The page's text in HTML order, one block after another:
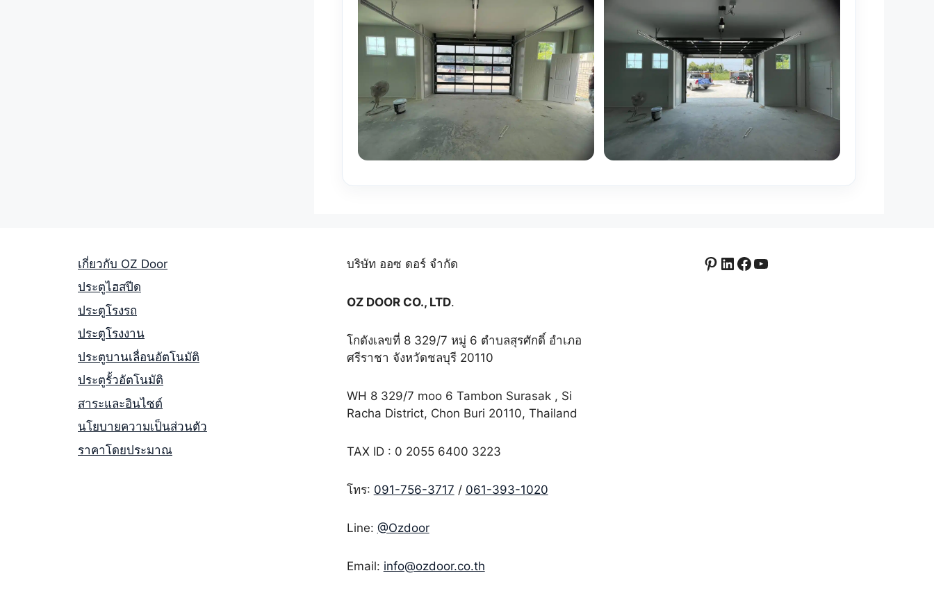
เกี่ยวกับ OZ Door
ประตูไฮสปีด
ประตูโรงรถ
ประตูโรงงาน
ประตูบานเลื่อนอัตโนมัติ
ประตูรั้วอัตโนมัติ
สาระและอินไซต์
นโยบายความเป็นส่วนตัว
ราคาโดยประมาณ
บริษัท ออซ ดอร์ จำกัด
OZ DOOR CO., LTD.
โกดังเลขที่ 8 329/7 หมู่ 6 ตำบลสุรศักดิ์ อำเภอ
ศรีราชา จังหวัดชลบุรี 20110
WH 8 329/7 moo 6 Tambon Surasak , Si
Racha District, Chon Buri 20110, Thailand
TAX ID : 0 2055 6400 3223
โทร: 091-756-3717 / 061-393-1020
Line: @Ozdoor
Email: info@ozdoor.co.th
Pinterest
LinkedIn
Facebook
YouTube